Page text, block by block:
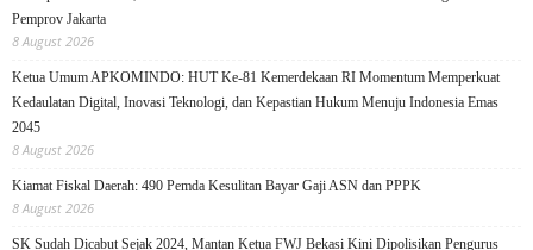
Pemprov Jakarta
8 August 2026
Ketua Umum APKOMINDO: HUT Ke-81 Kemerdekaan RI Momentum Memperkuat
Kedaulatan Digital, Inovasi Teknologi, dan Kepastian Hukum Menuju Indonesia Emas
2045
8 August 2026
Kiamat Fiskal Daerah: 490 Pemda Kesulitan Bayar Gaji ASN dan PPPK
8 August 2026
SK Sudah Dicabut Sejak 2024, Mantan Ketua FWJ Bekasi Kini Dipolisikan Pengurus